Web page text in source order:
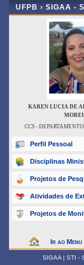
UFPB › SIGAA -
KAREN LUCIA DE
CCS -
Perfil Pessoal
Disciplinas
Projetos de
Atividades de
Projetos de
Ir ao Menu
SIGAA | STI -